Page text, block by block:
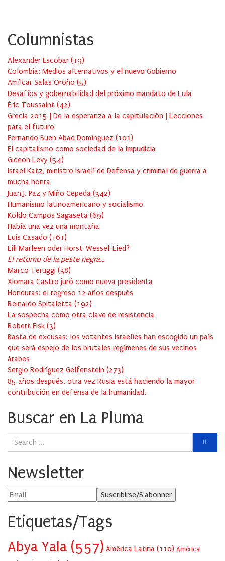
Columnistas
Alexander Escobar (19)
Colombia: Medios alternativos y el nuevo Gobierno
Amílcar Salas Oroño (5)
Desafíos y gobernabilidad del próximo mandato de Lula
Éric Toussaint (42)
Grecia 2015 | De la esperanza a la capitulación | Lecciones
para el futuro
Fernando Buen Abad Domínguez (101 )
El capitalismo como sociedad de la Impudicia
Gideon Levy (54)
Israel Katz, ministro israelí de Defensa y criminal de guerra a
mucha honra
Juan J. Paz y Miño Cepeda (342)
Humanismo latinoamericano y socialismo
Koldo Campos Sagaseta (69)
Había una vez una montaña
Luis Casado (161 )
Lili Marleen oder Horst-Wessel-Lied?
El retorno de la peste negra…
Marco Teruggi (38)
Xiomara Castro juró como nueva presidenta
Honduras: el regreso 12 años después
Reinaldo Spitaletta (192)
La sospecha como otra clave de resistencia
Robert Fisk (3)
Basta de excusas: los votantes israelíes han escogido un país
que será espejo de los brutales regímenes de sus vecinos
árabes
Sergio Rodríguez Gelfenstein (273)
85 años después, otra vez Rusia está haciendo la mayor
contribución en defensa de la humanidad.
Buscar en La Pluma
Newsletter
Etiquetas/Tags
Abya Yala (557) América Latina (110) América